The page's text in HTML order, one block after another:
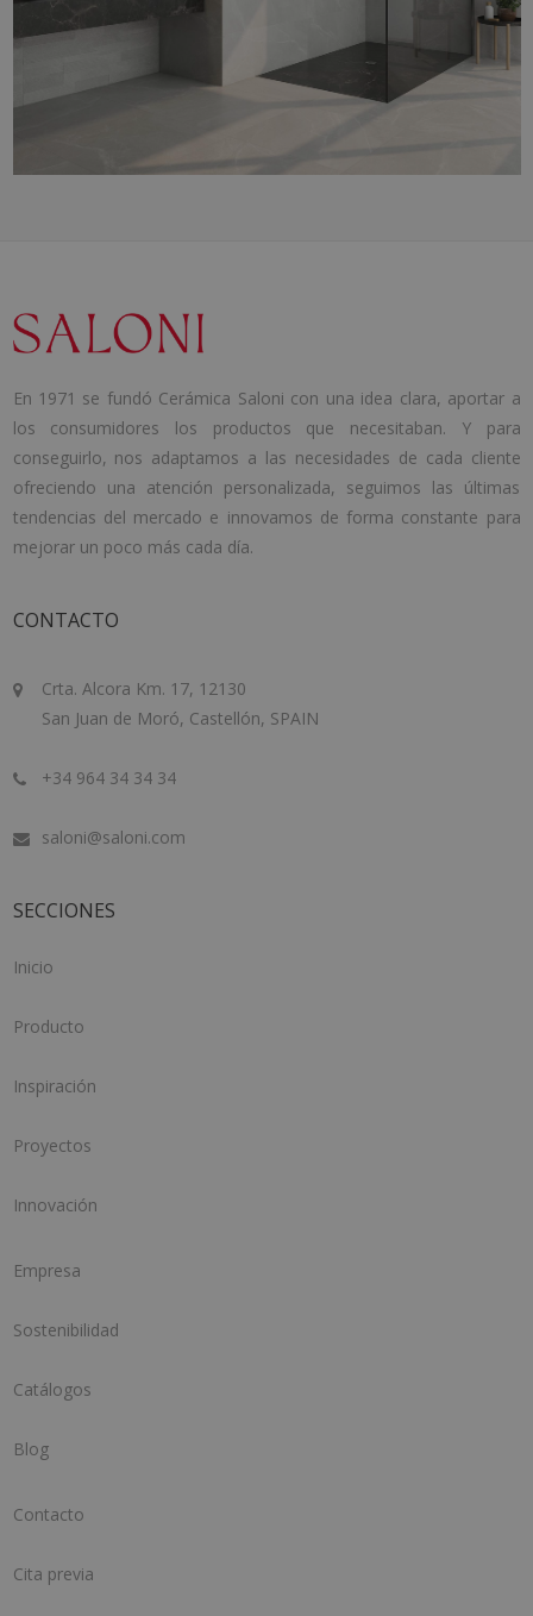
En 1971 se fundó Cerámica Saloni con una idea clara, aportar a
los consumidores los productos que necesitaban. Y para
conseguirlo, nos adaptamos a las necesidades de cada cliente
ofreciendo una atención personalizada, seguimos las últimas
tendencias del mercado e innovamos de forma constante para
mejorar un poco más cada día.
CONTACTO
Crta. Alcora Km. 17, 12130
San Juan de Moró, Castellón, SPAIN
+34 964 34 34 34
saloni@saloni.com
SECCIONES
Inicio
Producto
Inspiración
Proyectos
Innovación
Empresa
Sostenibilidad
Catálogos
Blog
Contacto
Cita previa